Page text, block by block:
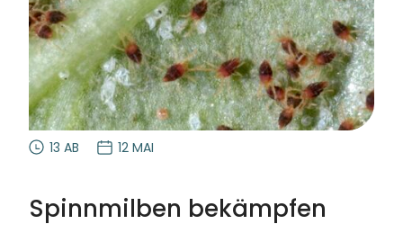
13 AB 12 MAI
Spinnmilben bekämpfen